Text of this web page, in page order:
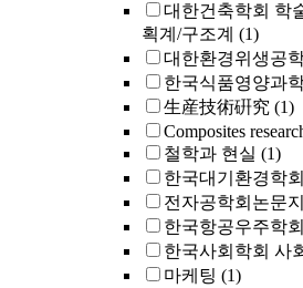
대한건축학회 학
획계/구조계 (1)
대한환경위생공
한국식품영양과
生産技術硏究 (1)
Composites
철학과 현실 (1)
한국대기환경학
전자공학회논문지
한국항공우주학
한국사회학회 사
마케팅 (1)